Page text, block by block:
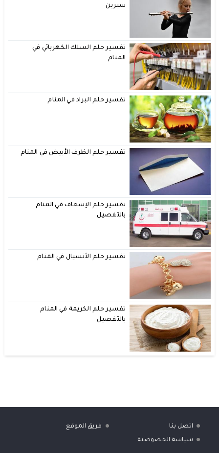
سيرين
تفسير حلم السلك الكهربائي في
المنام
تفسير حلم البراد في المنام
تفسير حلم الظرف الأبيض في المنام
تفسير حلم الإسعاف في المنام
بالتفصيل
تفسير حلم الأنسيال في المنام
تفسير حلم الكريمة في المنام
بالتفصيل
اتصل بنا
سياسة الخصوصية
فريق الموقع